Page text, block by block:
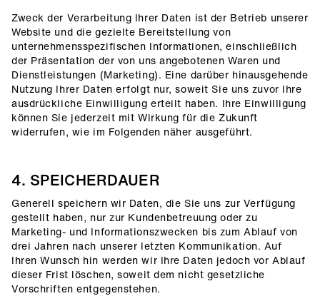
Zweck der Verarbeitung Ihrer Daten ist der Betrieb unserer
Website und die gezielte Bereitstellung von
unternehmensspezifischen Informationen, einschließlich
der Präsentation der von uns angebotenen Waren und
Dienstleistungen (Marketing). Eine darüber hinausgehende
Nutzung Ihrer Daten erfolgt nur, soweit Sie uns zuvor Ihre
ausdrückliche Einwilligung erteilt haben. Ihre Einwilligung
können Sie jederzeit mit Wirkung für die Zukunft
widerrufen, wie im Folgenden näher ausgeführt.
4. SPEICHERDAUER
Generell speichern wir Daten, die Sie uns zur Verfügung
gestellt haben, nur zur Kundenbetreuung oder zu
Marketing- und Informationszwecken bis zum Ablauf von
drei Jahren nach unserer letzten Kommunikation. Auf
Ihren Wunsch hin werden wir Ihre Daten jedoch vor Ablauf
dieser Frist löschen, soweit dem nicht gesetzliche
Vorschriften entgegenstehen.